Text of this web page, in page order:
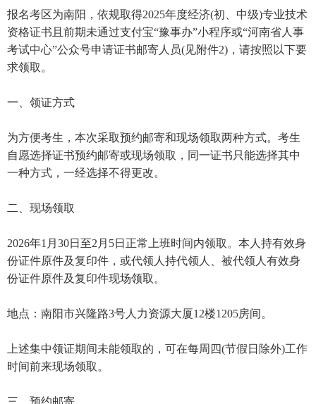
报名考区为南阳，依规取得2025年度经济(初、中级)专业技术
资格证书且前期未通过支付宝“豫事办”小程序或“河南省人事
考试中心”公众号申请证书邮寄人员(见附件2)，请按照以下要
求领取。
一、领证方式
为方便考生，本次采取预约邮寄和现场领取两种方式。考生
自愿选择证书预约邮寄或现场领取，同一证书只能选择其中
一种方式，一经选择不得更改。
二、现场领取
2026年1月30日至2月5日正常上班时间内领取。本人持有效身
份证件原件及复印件，或代领人持代领人、被代领人有效身
份证件原件及复印件现场领取。
地点：南阳市兴隆路3号人力资源大厦12楼1205房间。
上述集中领证期间未能领取的，可在每周四(节假日除外)工作
时间前来现场领取。